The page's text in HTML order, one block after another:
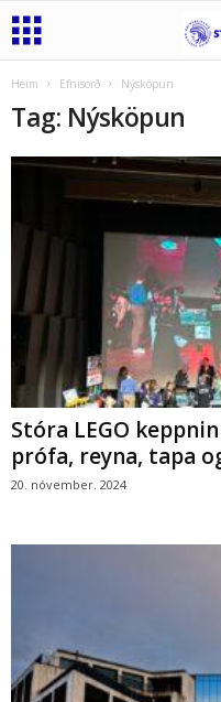
Heim Efnisorð Nýsköpun
Tag: Nýsköpun
Stóra LEGO
prófa, reyna, tapa
20. nóvember. 2024